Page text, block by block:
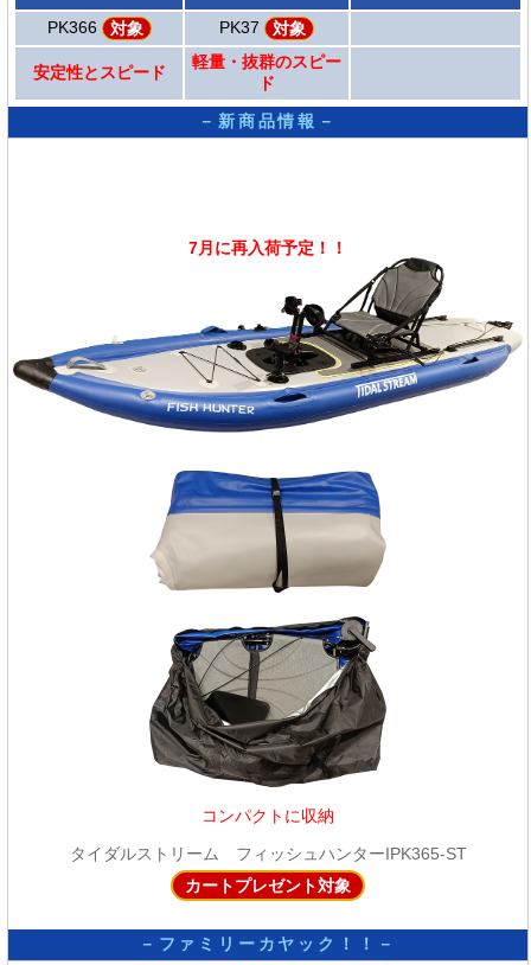
PK366 対象 PK37 対象
安定性とスピード
軽量・抜群のスピー
ド
－新商品情報－
7月に再入荷予定！！
コンパクトに収納
タイダルストリーム フィッシュハンターIPK365-ST
カートプレゼント対象
－ファミリーカヤック！！－